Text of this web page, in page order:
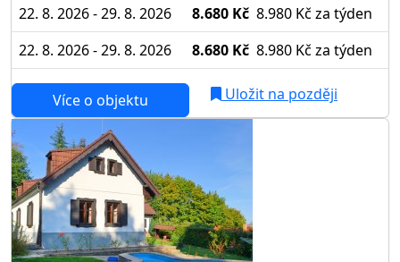
22. 8. 2026 - 29. 8. 2026
8.680 Kč 8.980 Kč za týden
22. 8. 2026 - 29. 8. 2026
8.680 Kč 8.980 Kč za týden
Více o objektu Uložit na později